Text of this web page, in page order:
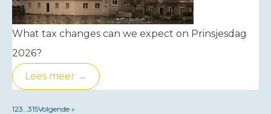
What tax changes can we expect on Prinsjesdag
2026?
Lees meer →
123 315Volgende »